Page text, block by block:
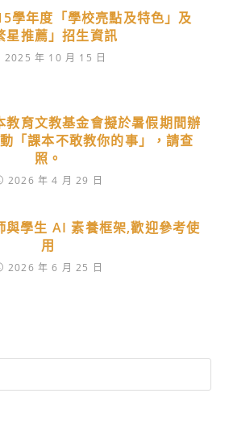
學年度「學校亮點及特色」及
星推薦」招生資訊
2025 年 10 月 15 日
教育文教基金會擬於暑假期間辦
「課本不敢教你的事」，請查
照。
2026 年 4 月 29 日
學生 AI 素養框架,歡迎參考使
用
2026 年 6 月 25 日